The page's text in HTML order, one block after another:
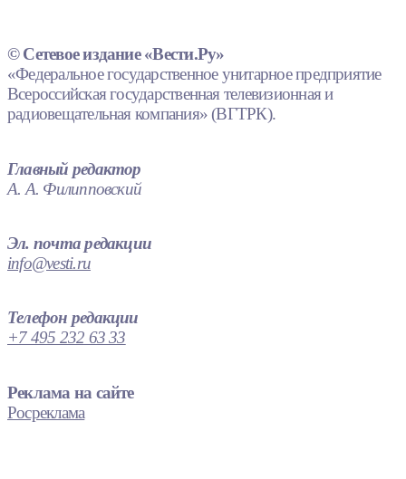
© Сетевое издание «Вести.Ру»
«Федеральное государственное унитарное предприятие
Всероссийская государственная телевизионная и
радиовещательная компания» (ВГТРК).
Главный редактор
А. А. Филипповский
Эл. почта редакции
info@vesti.ru
Телефон редакции
+7 495 232 63 33
Реклама на сайте
Росреклама